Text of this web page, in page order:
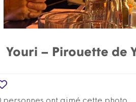
Youri – Pirouette de